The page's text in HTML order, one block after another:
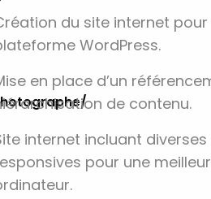
du site internet
WordPress.
en place d’un
de contenu.
internet incluant
pour une